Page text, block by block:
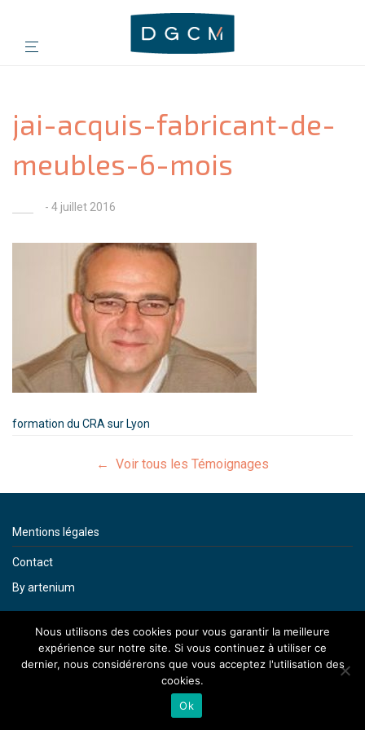
jai-acquis-fabricant-de-
meubles-6-mois
- 4 juillet 2016
formation du CRA sur Lyon
← Voir tous les Témoignages
Mentions légales
Contact
By artenium
Nous utilisons des cookies pour vous garantir la meilleure
expérience sur notre site. Si vous continuez à utiliser ce
dernier, nous considérerons que vous acceptez l'utilisation des
cookies.
Ok